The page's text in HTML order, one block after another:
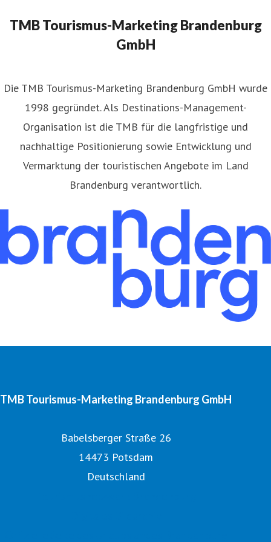
TMB Tourismus-Marketing Brandenburg
GmbH
​Die TMB Tourismus-Marketing Brandenburg GmbH wurde
1998 gegründet. Als Destinations-Management-
Organisation ist die TMB für die langfristige und
nachhaltige Positionierung sowie Entwicklung und
Vermarktung der touristischen Angebote im Land
Brandenburg verantwortlich.
TMB Tourismus-Marketing Brandenburg GmbH
Babelsberger Straße 26
14473 Potsdam
Deutschland